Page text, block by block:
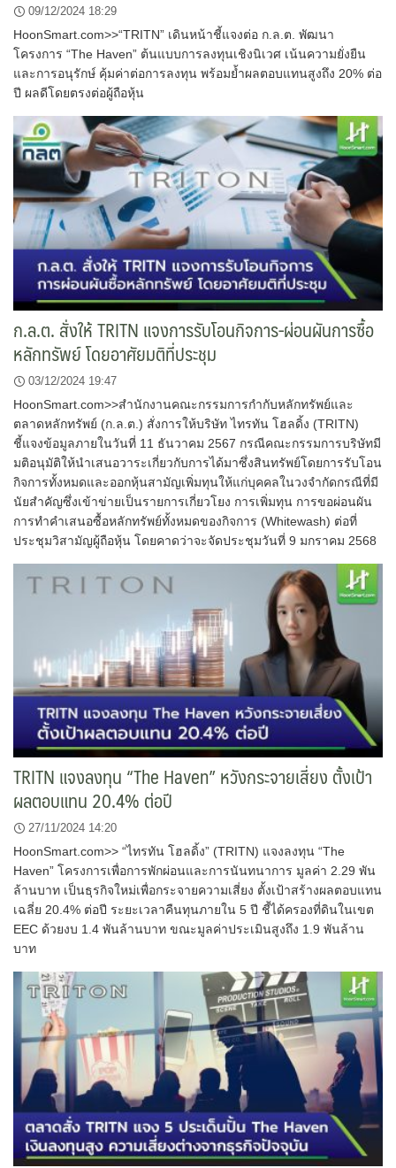
09/12/2024 18:29
HoonSmart.com>>“TRITN” เดินหน้าชี้แจงต่อ ก.ล.ต. พัฒนา
โครงการ “The Haven” ต้นแบบการลงทุนเชิงนิเวศ เน้นความยั่งยืน
และการอนุรักษ์ คุ้มค่าต่อการลงทุน พร้อมย้ำผลตอบแทนสูงถึง 20% ต่อ
ปี ผลดีโดยตรงต่อผู้ถือหุ้น
ก.ล.ต. สั่งให้ TRITN แจงการรับโอนกิจการ-ผ่อนผันการซื้อ
หลักทรัพย์ โดยอาศัยมติที่ประชุม
03/12/2024 19:47
HoonSmart.com>>สำนักงานคณะกรรมการกำกับหลักทรัพย์และ
ตลาดหลักทรัพย์ (ก.ล.ต.) สั่งการให้บริษัท ไทรทัน โฮลดิ้ง (TRITN)
ชี้แจงข้อมูลภายในวันที่ 11 ธันวาคม 2567 กรณีคณะกรรมการบริษัทมี
มติอนุมัติให้นำเสนอวาระเกี่ยวกับการได้มาซึ่งสินทรัพย์โดยการรับโอน
กิจการทั้งหมดและออกหุ้นสามัญเพิ่มทุนให้แก่บุคคลในวงจำกัดกรณีที่มี
นัยสำคัญซึ่งเข้าข่ายเป็นรายการเกี่ยวโยง การเพิ่มทุน การขอผ่อนผัน
การทำคำเสนอซื้อหลักทรัพย์ทั้งหมดของกิจการ (Whitewash) ต่อที่
ประชุมวิสามัญผู้ถือหุ้น โดยคาดว่าจะจัดประชุมวันที่ 9 มกราคม 2568
TRITN แจงลงทุน “The Haven” หวังกระจายเสี่ยง ตั้งเป้า
ผลตอบแทน 20.4% ต่อปี
27/11/2024 14:20
HoonSmart.com>> “ไทรทัน โฮลดิ้ง” (TRITN) แจงลงทุน “The
Haven” โครงการเพื่อการพักผ่อนและการนันทนาการ มูลค่า 2.29 พัน
ล้านบาท เป็นธุรกิจใหม่เพื่อกระจายความเสี่ยง ตั้งเป้าสร้างผลตอบแทน
เฉลี่ย 20.4% ต่อปี ระยะเวลาคืนทุนภายใน 5 ปี ชี้ได้ครองที่ดินในเขต
EEC ด้วยงบ 1.4 พันล้านบาท ขณะมูลค่าประเมินสูงถึง 1.9 พันล้าน
บาท